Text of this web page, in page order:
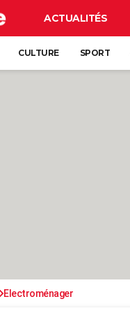
ACTUALITÉS
CULTURE SPORT
Electroménager